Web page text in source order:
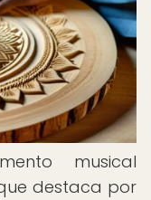
musical
destaca por